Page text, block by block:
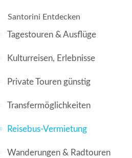
Santorini Entdecken
Tagestouren & Ausflüge
Kulturreisen, Erlebnisse
Private Touren günstig
Transfermöglichkeiten
Reisebus-Vermietung
Wanderungen & Radtouren